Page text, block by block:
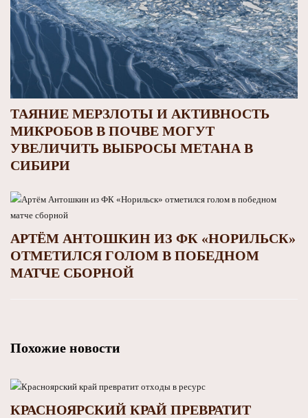
ТАЯНИЕ МЕРЗЛОТЫ И АКТИВНОСТЬ
МИКРОБОВ В ПОЧВЕ МОГУТ
УВЕЛИЧИТЬ ВЫБРОСЫ МЕТАНА В
СИБИРИ
АРТЁМ АНТОШКИН ИЗ ФК «НОРИЛЬСК»
ОТМЕТИЛСЯ ГОЛОМ В ПОБЕДНОМ
МАТЧЕ СБОРНОЙ
Похожие новости
КРАСНОЯРСКИЙ КРАЙ ПРЕВРАТИТ